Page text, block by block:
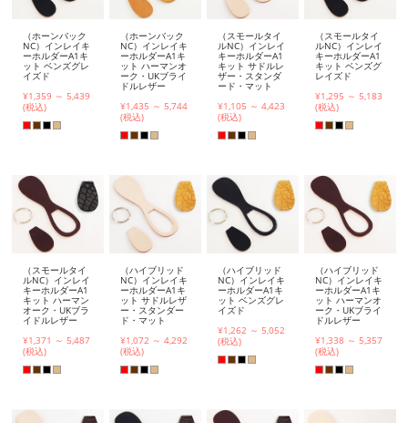
（ホーンバック
NC）インレイキ
ーホルダーA1キ
ット ベンズグレ
イズド
¥1,359 ～ 5,439
(税込)
（ホーンバック
NC）インレイキ
ーホルダーA1キ
ット ハーマンオ
ーク・UKブライ
ドルレザー
¥1,435 ～ 5,744
(税込)
（スモールタイ
ルNC）インレイ
キーホルダーA1
キット サドルレ
ザー・スタンダ
ード・マット
¥1,105 ～ 4,423
(税込)
（スモールタイ
ルNC）インレイ
キーホルダーA1
キット ベンズグ
レイズド
¥1,295 ～ 5,183
(税込)
（スモールタイ
ルNC）インレイ
キーホルダーA1
キット ハーマン
オーク・UKブラ
イドルレザー
¥1,371 ～ 5,487
(税込)
（ハイブリッド
NC）インレイキ
ーホルダーA1キ
ット サドルレザ
ー・スタンダー
ド・マット
¥1,072 ～ 4,292
(税込)
（ハイブリッド
NC）インレイキ
ーホルダーA1キ
ット ベンズグレ
イズド
¥1,262 ～ 5,052
(税込)
（ハイブリッド
NC）インレイキ
ーホルダーA1キ
ット ハーマンオ
ーク・UKブライ
ドルレザー
¥1,338 ～ 5,357
(税込)